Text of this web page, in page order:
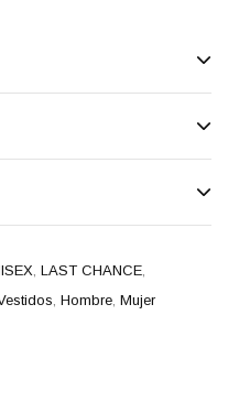
LAST CHANCE
Hombre Mujer